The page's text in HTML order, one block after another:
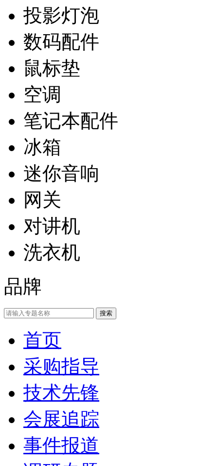
投影灯泡
数码配件
鼠标垫
空调
笔记本配件
冰箱
迷你音响
网关
对讲机
洗衣机
品牌
首页
采购指导
技术先锋
会展追踪
事件报道